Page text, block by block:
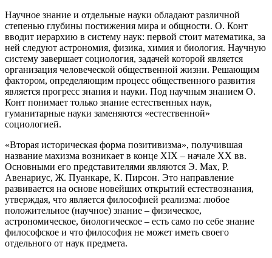
Научное знание и отдельные науки обладают различной
степенью глубины постижения мира и общности. О. Конт
вводит иерархию в систему наук: первой стоит математика, за
ней следуют астрономия, физика, химия и биология. Научную
систему завершает социология, задачей которой является
организация человеческой общественной жизни. Решающим
фактором, определяющим процесс общественного развития
является прогресс знания и науки. Под научным знанием О.
Конт понимает только знание естественных наук,
гуманитарные науки заменяются «естественной»
социологией.
«Вторая историческая форма позитивизма», получившая
название махизма возникает в конце XIX – начале ХХ вв.
Основными его представителями являются Э. Мах, Р.
Авенариус, Ж. Пуанкаре, К. Пирсон. Это направление
развивается на основе новейших открытий естествознания,
утверждая, что является философией реализма: любое
положительное (научное) знание – физическое,
астрономическое, биологическое – есть само по себе знание
философское и что философия не может иметь своего
отдельного от наук предмета.